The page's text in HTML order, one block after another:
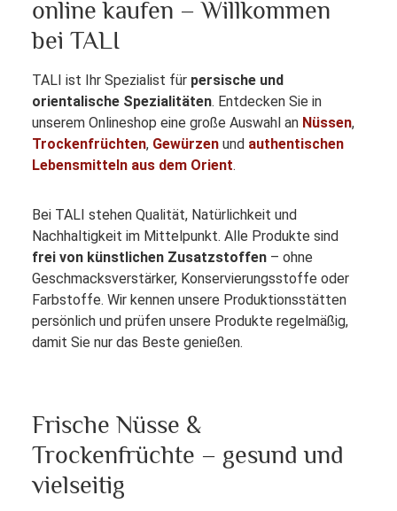
online kaufen – Willkommen
bei TALI
TALI ist Ihr Spezialist für persische und
orientalische Spezialitäten. Entdecken Sie in
unserem Onlineshop eine große Auswahl an Nüssen,
Trockenfrüchten, Gewürzen und authentischen
Lebensmitteln aus dem Orient.
Bei TALI stehen Qualität, Natürlichkeit und
Nachhaltigkeit im Mittelpunkt. Alle Produkte sind
frei von künstlichen Zusatzstoffen – ohne
Geschmacksverstärker, Konservierungsstoffe oder
Farbstoffe. Wir kennen unsere Produktionsstätten
persönlich und prüfen unsere Produkte regelmäßig,
damit Sie nur das Beste genießen.
Frische Nüsse &
Trockenfrüchte – gesund und
vielseitig